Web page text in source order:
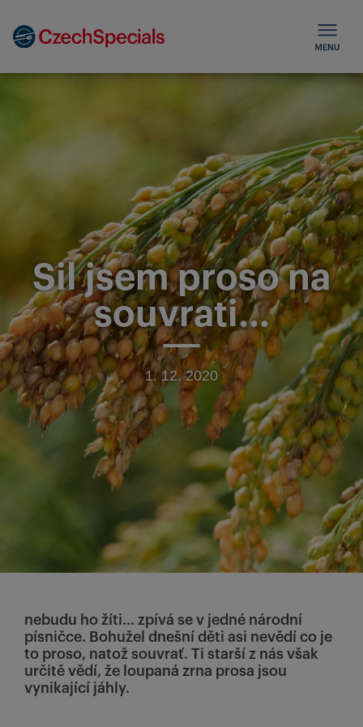
Sil jsem proso na
souvrati...
1. 12. 2020
nebudu ho žíti… zpívá se v jedné národní
písničce. Bohužel dnešní děti asi nevědí co je
to proso, natož souvrať. Ti starší z nás však
určitě vědí, že loupaná zrna prosa jsou
vynikající jáhly.